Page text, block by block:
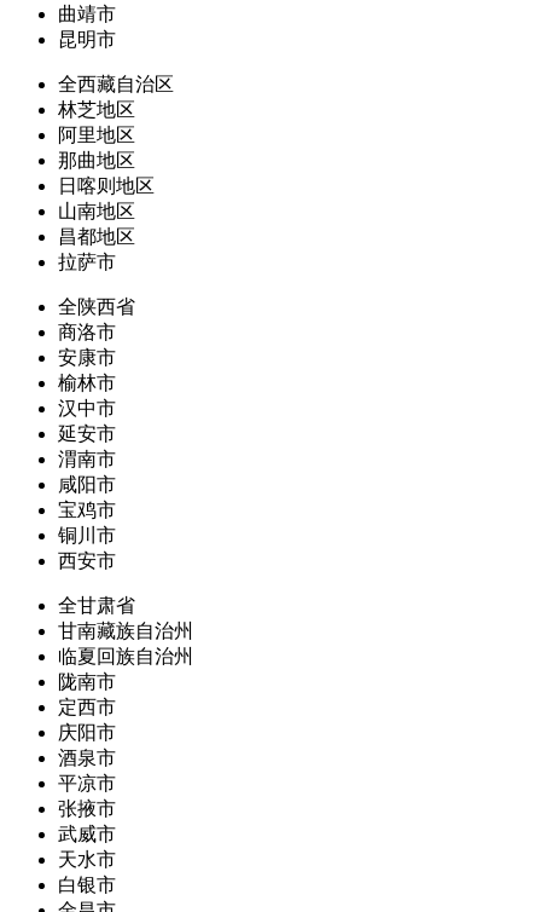
曲靖市
昆明市
全西藏自治区
林芝地区
阿里地区
那曲地区
日喀则地区
山南地区
昌都地区
拉萨市
全陕西省
商洛市
安康市
榆林市
汉中市
延安市
渭南市
咸阳市
宝鸡市
铜川市
西安市
全甘肃省
甘南藏族自治州
临夏回族自治州
陇南市
定西市
庆阳市
酒泉市
平凉市
张掖市
武威市
天水市
白银市